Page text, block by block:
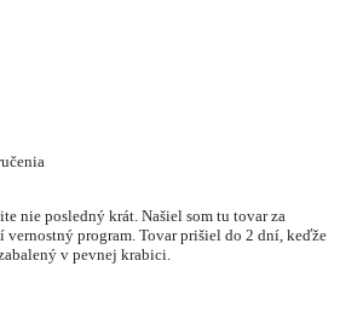
nie posledný krát. Našiel som tu tovar za
vernostný program. Tovar prišiel do 2 dní, keďže
v pevnej krabici.